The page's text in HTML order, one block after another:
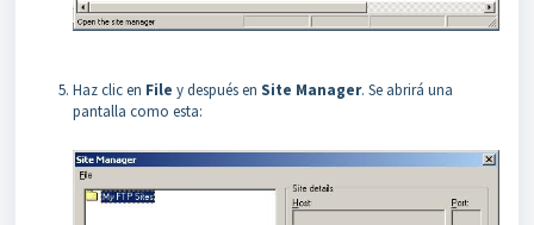
Haz clic en File y después en Site Manager. Se abrirá una
pantalla como esta: